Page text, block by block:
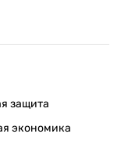
защита
экономика